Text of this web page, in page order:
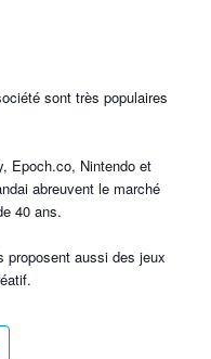
sont très populaires
Epoch.co, Nintendo et
abreuvent le marché
40 ans.
proposent aussi des jeux